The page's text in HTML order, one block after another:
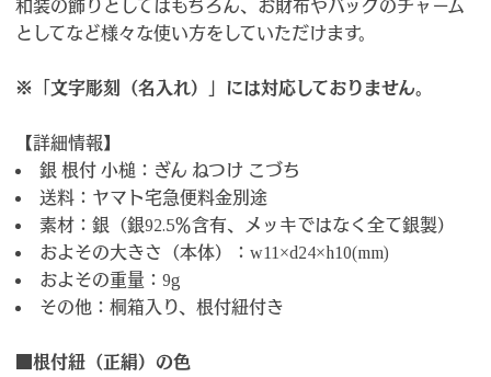
和装の飾りとしてはもちろん、お財布やバッグのチャーム
としてなど様々な使い方をしていただけます。
※「文字彫刻（名入れ）」には対応しておりません。
【詳細情報】
銀 根付 小槌：ぎん ねつけ こづち
送料：ヤマト宅急便料金別途
素材：銀（銀92.5％含有、メッキではなく全て銀製）
およその大きさ（本体）：w11×d24×h10(mm)
およその重量：9g
その他：桐箱入り、根付紐付き
■根付紐（正絹）の色